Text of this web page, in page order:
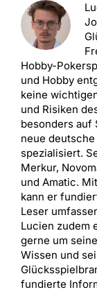
Hobby-
und Hobby
keine
und Risiken
besonders auf
neue
spezialisiert.
Merkur,
und Amatic.
kann er
Leser
Lucien zudem
gerne um
Wissen und
fundierte